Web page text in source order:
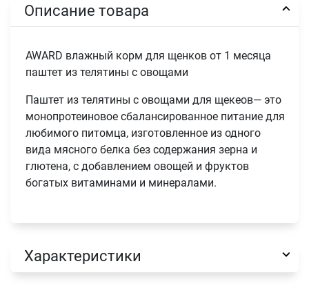
Описание товара
AWARD влажный корм для щенков от 1 месяца
паштет из телятины с овощами
Паштет из телятины с овощами для щекеов— это
монопротеиновое сбалансированное питание для
любимого питомца, изготовленное из одного
вида мясного белка без содержания зерна и
глютена, с добавлением овощей и фруктов
богатых витаминами и минералами.
Характеристики